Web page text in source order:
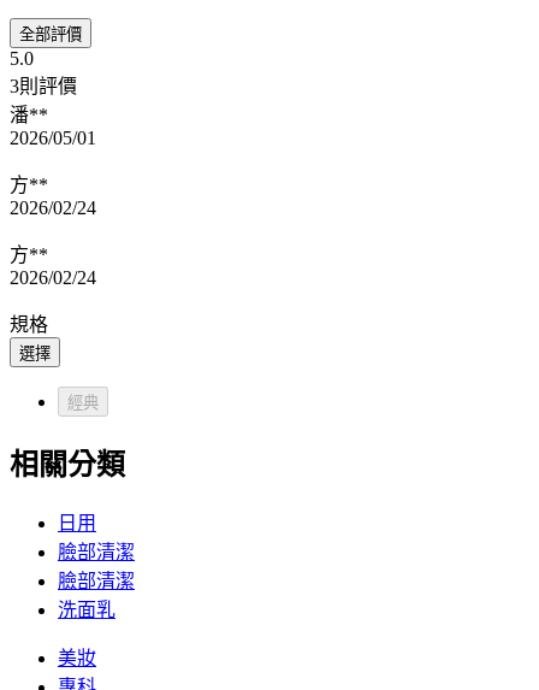
全部評價
5.0
3則評價
潘**
2026/05/01
方**
2026/02/24
方**
2026/02/24
規格
選擇
經典
相關分類
日用
臉部清潔
臉部清潔
洗面乳
美妝